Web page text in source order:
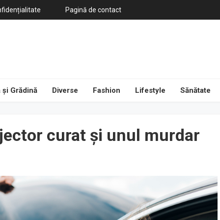
Pagină de contact
și Grădină Diverse Fashion Lifestyle Sănătate
curat și unul murdar